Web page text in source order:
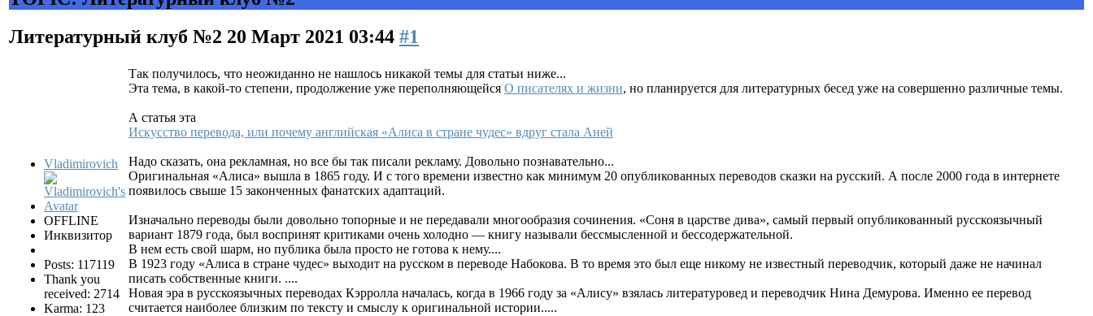
Литературный клуб №2 20 Март 2021 03:44 #1
Vladimirovich
OFFLINE
Инквизитор
Posts: 117119
Thank you
received: 2714
Karma: 123
Так получилось, что неожиданно не нашлось никакой темы для статьи ниже...
Эта тема, в какой-то степени, продолжение уже переполняющейся О писателях и жизни, но планируется для литературных бесед уже на совершенно различные темы.
А статья эта
Искусство перевода, или почему английская «Алиса в стране чудес» вдруг стала Аней
Надо сказать, она рекламная, но все бы так писали рекламу. Довольно познавательно...
Оригинальная «Алиса» вышла в 1865 году. И с того времени известно как минимум 20 опубликованных переводов сказки на русский. А после 2000 года в интернете
появилось свыше 15 законченных фанатских адаптаций.
Изначально переводы были довольно топорные и не передавали многообразия сочинения. «Соня в царстве дива», самый первый опубликованный русскоязычный
вариант 1879 года, был воспринят критиками очень холодно — книгу называли бессмысленной и бессодержательной.
В нем есть свой шарм, но публика была просто не готова к нему....
В 1923 году «Алиса в стране чудес» выходит на русском в переводе Набокова. В то время это был еще никому не известный переводчик, который даже не начинал
писать собственные книги. ....
Новая эра в русскоязычных переводах Кэрролла началась, когда в 1966 году за «Алису» взялась литературовед и переводчик Нина Демурова. Именно ее перевод
считается наиболее близким по тексту и смыслу к оригинальной истории.....